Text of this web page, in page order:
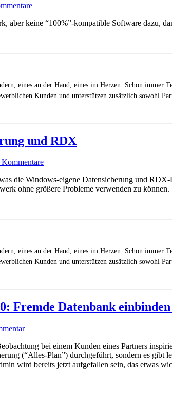
aber keine “100%”-kompatible Software dazu,
eines an der Hand, eines im Herzen. Schon
Kunden und unterstützen zusätzlich sowohl
und RDX
die Windows-eigene Datensicherung und
ohne größere Probleme verwenden zu können.
eines an der Hand, eines im Herzen. Schon
Kunden und unterstützen zusätzlich sowohl
Fremde Datenbank
bei einem Kunden eines Partners
(“Alles-Plan”) durchgeführt, sondern es gibt
wird bereits jetzt aufgefallen sein, das etwas